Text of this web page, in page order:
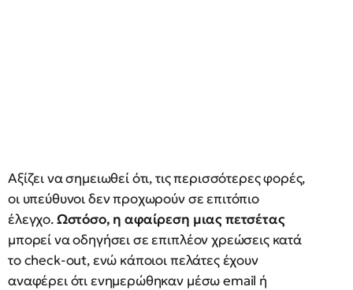
Αξίζει να σημειωθεί ότι, τις περισσότερες φορές,
οι υπεύθυνοι δεν προχωρούν σε επιτόπιο
έλεγχο.Ωστόσο, η αφαίρεση μιας πετσέτας
μπορεί να οδηγήσει σε επιπλέον χρεώσεις κατά
το check-out, ενώ κάποιοι πελάτες έχουν
αναφέρει ότι ενημερώθηκαν μέσω email ή